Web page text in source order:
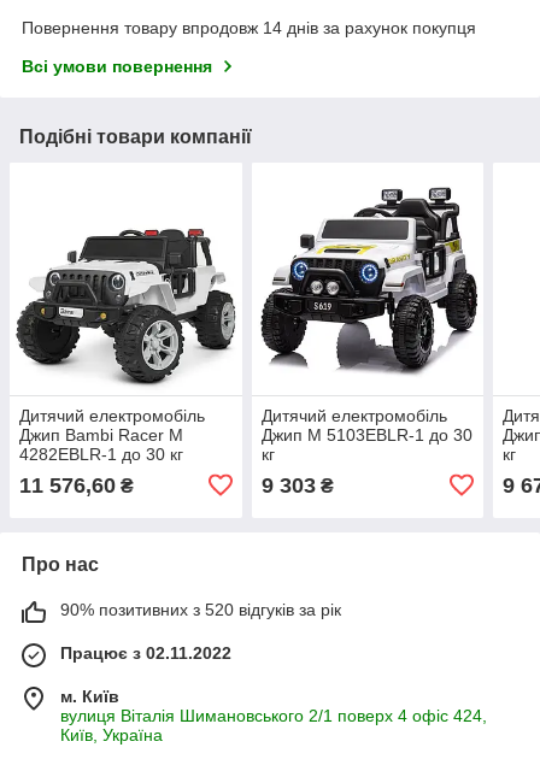
Повернення товару впродовж 14 днів за рахунок покупця
Всі умови повернення
Подібні товари компанії
Дитячий електромобіль
Джип Bambi Racer M
4282EBLR-1 до 30 кг
11 576,60 ₴
Дитячий електромобіль
Джип M 5103EBLR-1 до 30
кг
9 303₴
кг
9
Про нас
90% позитивних з 520 відгуків за рік
Працює з 02.11.2022
м. Київ
вулиця Віталія Шимановського 2/1 поверх 4 офіс 424,
Київ, Україна